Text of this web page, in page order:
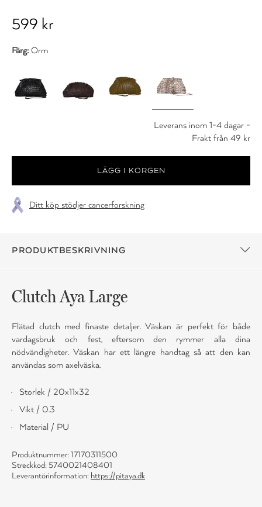
599 kr
Färg: Orm
Leverans inom 1-4 dagar -
Frakt från 49 kr
Ditt köp stödjer cancerforskning
PRODUKTBESKRIVNING
Clutch Aya Large
Flätad clutch med finaste detaljer. Väskan är perfekt för både
vardagsbruk och fest, eftersom den rymmer alla dina
nödvändigheter. Väskan har ett längre handtag så att den kan
användas som axelväska.
Storlek / 20x11x32
Vikt / 0.3
Material / PU
Produktnummer: 17170311500
Streckkod: 5740021408401
Leverantörinformation: https://pitaya.dk